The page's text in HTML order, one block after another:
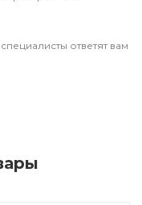
ответят вам